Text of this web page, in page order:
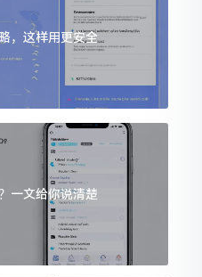
，这样用更安全
一文给你说清楚